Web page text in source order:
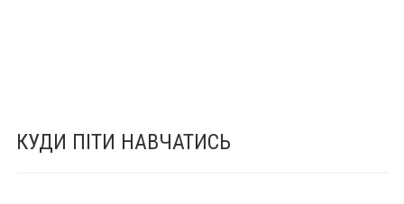
КУДИ ПІТИ НАВЧАТИСЬ